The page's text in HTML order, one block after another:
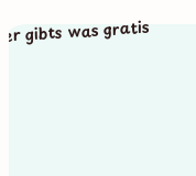
gibts was gratis